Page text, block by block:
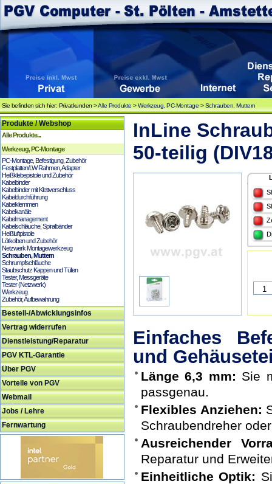
Sie befinden sich hier: Privatkunden >Alle Produkte >Werkzeug, PC-Montage >Schrauben, Muttern
Produkte / Webshop
Alle Produkte...
Werkzeug, PC-Montage
PC-Montage, Befestigung, Zubehör
Festplatten/LW Rahmen, Adapter
Heißklebepistole und Zubehör
Kabelbinder
Kabelbinder mit Klettverschluss
Kabeldurchführung
Kabelklemmen
Kabelkanäle
Kabelmanagement
Kabelschläuche, Spiralbänder
Heißluftpistole
Lötkolben und Zubehör
Netzwerk Montagewerkzeug
Schrauben, Muttern
Schrumpfschläuche
Staubschutz Kappen und Tüllen
Tester, Messgeräte
Tester (Netzwerk)
Werkzeug
Zubehör, Aufbewahrung
Bestell-/Abwicklungsinfos
Vertrag widerrufen
Dienstleistung/Reparatur
PGV KTL-Garantie
Über PGV
Vorteile von PGV
Webmail
Jobs / Lehre
Fernwartung
InLine
50-teilig
Einfaches
und
Länge 6,3 mm: Sie
passgenau.
Flexibles Anziehen:
Schraubendreher
Ausreichender
Reparatur und
Einheitliche Optik: